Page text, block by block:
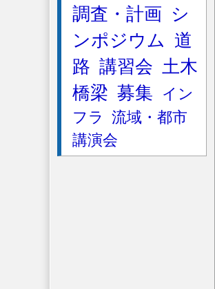
調査・計画
シ
ンポジウム 道
路 講習会 土木
橋梁 募集
イン
フラ
流域・都市
講演会